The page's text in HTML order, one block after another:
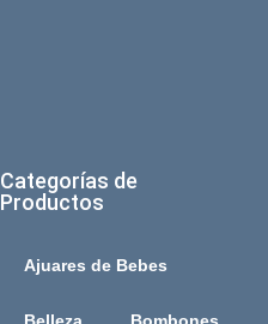
Categorías de
Productos
Ajuares de Bebes